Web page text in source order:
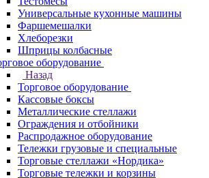
Универсальные кухонные машины
Фаршемешалки
Хлеборезки
Шприцы колбасные
оборудование
Назад
Торговое оборудование
Кассовые боксы
Металлические стеллажи
Ограждения и отбойники
Распродажное оборудование
Тележки грузовые и специальные
Торговые стеллажи «Нордика»
Торговые тележки и корзины